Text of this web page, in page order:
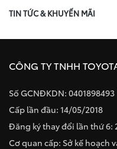
TIN TỨC & KHUYẾN MÃI
CÔNG TY TNHH
Số GCNĐKDN: 0401898493
Cấp lần đầu: 14/05/2018
Đăng ký thay đổi lần thứ 6:
Cơ quan cấp: Sở kế hoạch